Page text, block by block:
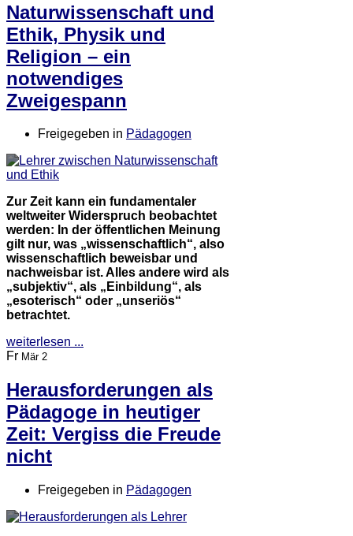
Naturwissenschaft und
Ethik, Physik und
Religion – ein
notwendiges
Zweigespann
Freigegeben in Pädagogen
Zur Zeit kann ein fundamentaler
weltweiter Widerspruch beobachtet
werden: In der öffentlichen Meinung
gilt nur, was „wissenschaftlich“, also
wissenschaftlich beweisbar und
nachweisbar ist. Alles andere wird als
„subjektiv“, als „Einbildung“, als
„esoterisch“ oder „unseriös“
betrachtet.
weiterlesen ...
Fr Mär 2
Herausforderungen als
Pädagoge in heutiger
Zeit: Vergiss die Freude
nicht
Freigegeben in Pädagogen